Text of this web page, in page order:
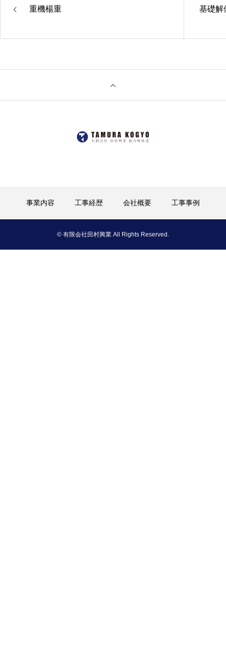
重機楊重 基礎解
事業内容 工事経歴 会社概要 工事事例
© 有限会社田村興業 All Rights Reserved.